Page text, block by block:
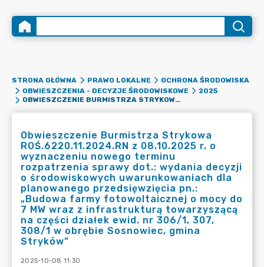
STRONA GŁÓWNA PRAWO LOKALNE
OCHRONA ŚRODOWISKA
OBWIESZCZENIA - DECYZJE ŚRODOWISKOWE
2025
OBWIESZCZENIE BURMISTRZA STRYKOWA ROŚ.6220.11.2024.RN Z 08.10.2025 R. O WYZNACZENIU NOWEGO TERMINU ROZPATRZENIA SPRAWY DOT.: WYDANIA DECYZJI O ŚRODOWISKOWYCH UWARUNKOWANIACH DLA PLANOWANEGO PRZEDSIĘWZIĘCIA PN.: „BUDOWA FARMY FOTOWOLTAICZNEJ O MOCY DO 7 MW WRAZ Z INFRASTRUKTURĄ TOWARZYSZĄCĄ NA CZĘŚCI DZIAŁEK EWID. NR 306/1, 307, 308/1 W OBRĘBIE SOSNOWIEC, GMINA STRYKÓW”
Obwieszczenie Burmistrza Strykowa
ROŚ.6220.11.2024.RN z 08.10.2025 r. o
wyznaczeniu nowego terminu
rozpatrzenia sprawy dot.: wydania decyzji
o środowiskowych uwarunkowaniach dla
planowanego przedsięwzięcia pn.:
„Budowa farmy fotowoltaicznej o mocy do
7 MW wraz z infrastrukturą towarzyszącą
na części działek ewid. nr 306/1, 307,
308/1 w obrębie Sosnowiec, gmina
Stryków”
2025-10-08 11:30